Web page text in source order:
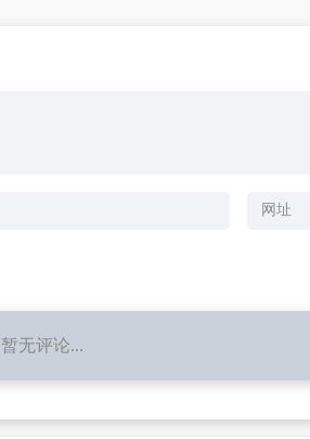
暂无评论...